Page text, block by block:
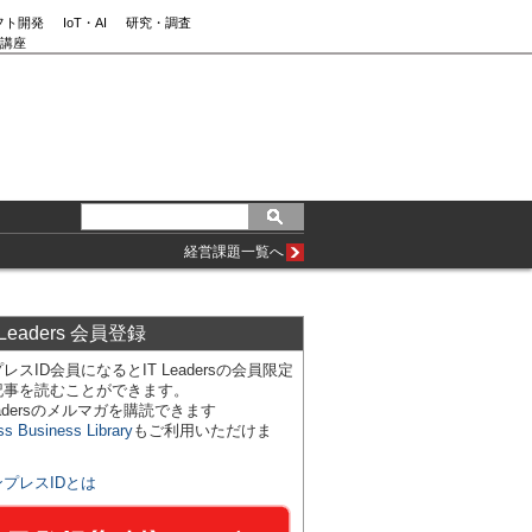
ト開発 IoT・AI
研究・調査
座
経営課題一覧へ
会員登録
スID会員になるとIT Leadersの会員限定
を読むことができます。
のメルマガを購読できます
Business Libraryもご利用いただけま
プレスIDとは